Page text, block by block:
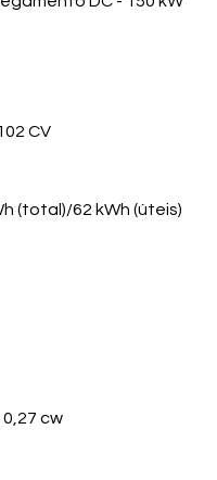
CV
(total)/62 kWh (úteis)
cw